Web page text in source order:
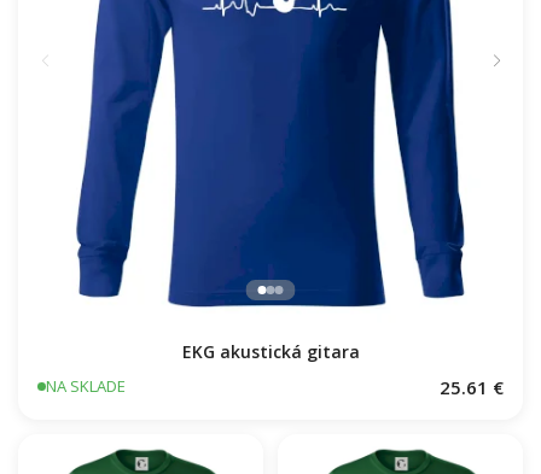
EKG akustická gitara
NA SKLADE 25.61 €